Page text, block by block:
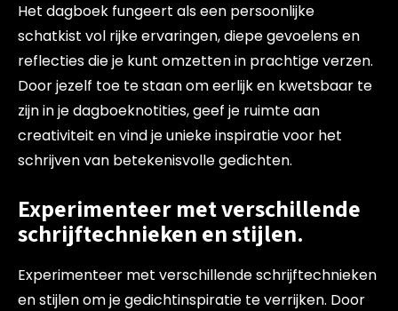
Het dagboek fungeert als een persoonlijke
schatkist vol rijke ervaringen, diepe gevoelens en
reflecties die je kunt omzetten in prachtige verzen.
Door jezelf toe te staan om eerlijk en kwetsbaar te
zijn in je dagboeknotities, geef je ruimte aan
creativiteit en vind je unieke inspiratie voor het
schrijven van betekenisvolle gedichten.
Experimenteer met verschillende
schrijftechnieken en stijlen.
Experimenteer met verschillende schrijftechnieken
en stijlen om je gedichtinspiratie te verrijken. Door